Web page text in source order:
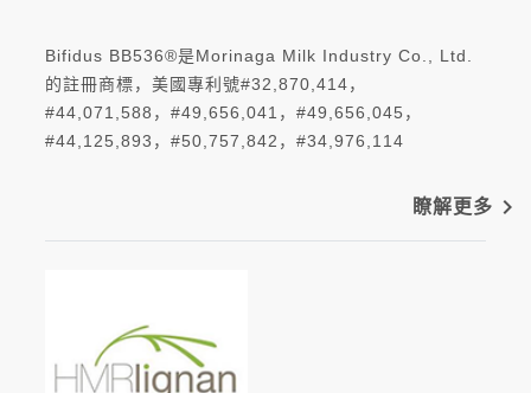
Bifidus BB536®是Morinaga Milk Industry Co., Ltd.
的註冊商標，美國專利號#32,870,414，
#44,071,588，#49,656,041，#49,656,045，
#44,125,893，#50,757,842，#34,976,114
瞭解更多 navigate_next